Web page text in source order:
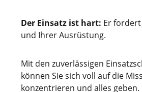
Der Einsatz ist hart: Er
und Ihrer Ausrüstung.
Mit den zuverlässigen
können Sie sich voll auf die
konzentrieren und alles geben.